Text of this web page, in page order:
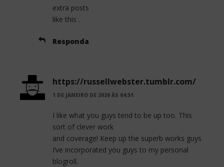
extra posts
like this .
Responda
https://russellwebster.tumblr.com/
1 DE JANEIRO DE 2020 ÀS 04:51
I like what you guys tend to be up too. This
sort of clever work
and coverage! Keep up the superb works guys
I’ve incorporated you guys to my personal
blogroll.